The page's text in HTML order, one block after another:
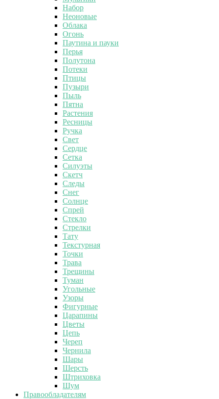
Набор
Неоновые
Облака
Огонь
Паутина и пауки
Перья
Полутона
Потеки
Птицы
Пузыри
Пыль
Пятна
Растения
Ресницы
Ручка
Свет
Сердце
Сетка
Силуэты
Скетч
Следы
Снег
Солнце
Спрей
Стекло
Стрелки
Тату
Текстурная
Точки
Трава
Трещины
Туман
Угольные
Узоры
Фигурные
Царапины
Цветы
Цепь
Череп
Чернила
Шары
Шерсть
Штриховка
Шум
Правообладателям